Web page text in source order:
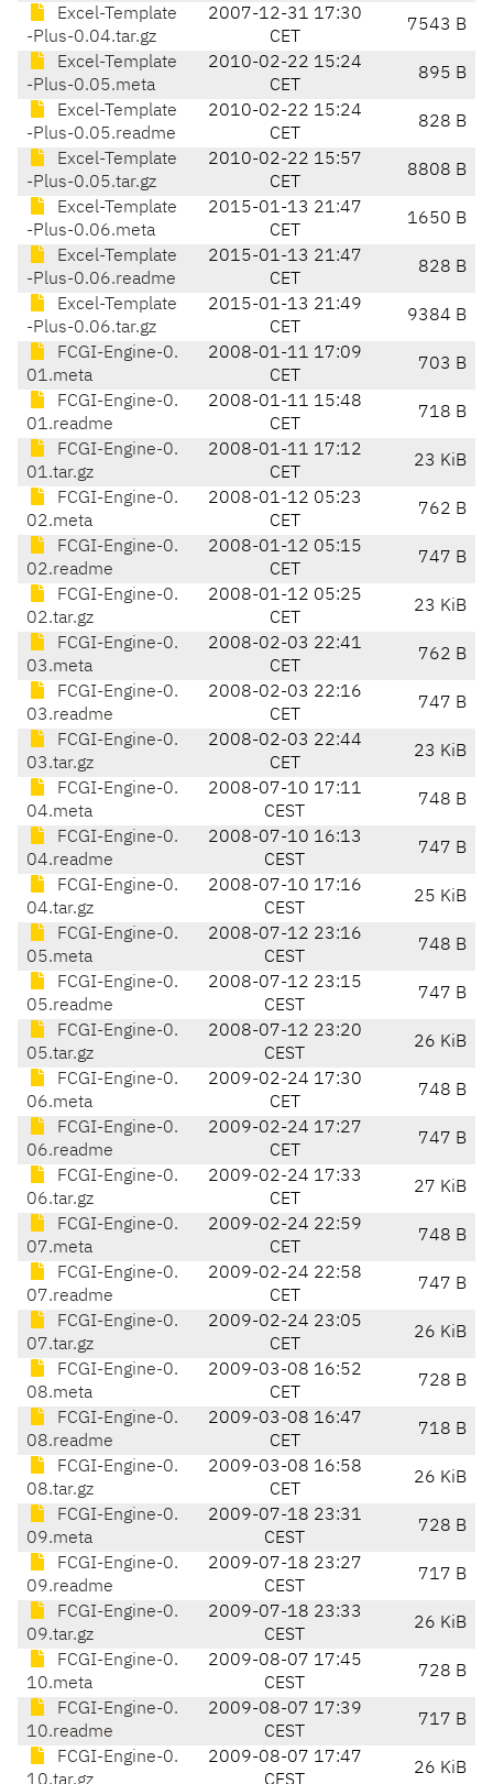
Excel-Template
-Plus-0.04.tar.gz
2007-12-31 17:30
CET
7543 B
Excel-Template
-Plus-0.05.meta
2010-02-22 15:24
CET
895 B
Excel-Template
-Plus-0.05.readme
2010-02-22 15:24
CET
828 B
Excel-Template
-Plus-0.05.tar.gz
2010-02-22 15:57
CET
8808 B
Excel-Template
-Plus-0.06.meta
2015-01-13 21:47
CET
1650 B
Excel-Template
-Plus-0.06.readme
2015-01-13 21:47
CET
828 B
Excel-Template
-Plus-0.06.tar.gz
2015-01-13 21:49
CET
9384 B
FCGI-Engine-0.
01.meta
2008-01-11 17:09
CET
703 B
FCGI-Engine-0.
01.readme
2008-01-11 15:48
CET
718 B
FCGI-Engine-0.
01.tar.gz
2008-01-11 17:12
CET
23 KiB
FCGI-Engine-0.
02.meta
2008-01-12 05:23
CET
762 B
FCGI-Engine-0.
02.readme
2008-01-12 05:15
CET
747 B
FCGI-Engine-0.
02.tar.gz
2008-01-12 05:25
CET
23 KiB
FCGI-Engine-0.
03.meta
2008-02-03 22:41
CET
762 B
FCGI-Engine-0.
03.readme
2008-02-03 22:16
CET
747 B
FCGI-Engine-0.
03.tar.gz
2008-02-03 22:44
CET
23 KiB
FCGI-Engine-0.
04.meta
2008-07-10 17:11
CEST
748 B
FCGI-Engine-0.
04.readme
2008-07-10 16:13
CEST
747 B
FCGI-Engine-0.
04.tar.gz
2008-07-10 17:16
CEST
25 KiB
FCGI-Engine-0.
05.meta
2008-07-12 23:16
CEST
748 B
FCGI-Engine-0.
05.readme
2008-07-12 23:15
CEST
747 B
FCGI-Engine-0.
05.tar.gz
2008-07-12 23:20
CEST
26 KiB
FCGI-Engine-0.
06.meta
2009-02-24 17:30
CET
748 B
FCGI-Engine-0.
06.readme
2009-02-24 17:27
CET
747 B
FCGI-Engine-0.
06.tar.gz
2009-02-24 17:33
CET
27 KiB
FCGI-Engine-0.
07.meta
2009-02-24 22:59
CET
748 B
FCGI-Engine-0.
07.readme
2009-02-24 22:58
CET
747 B
FCGI-Engine-0.
07.tar.gz
2009-02-24 23:05
CET
26 KiB
FCGI-Engine-0.
08.meta
2009-03-08 16:52
CET
728 B
FCGI-Engine-0.
08.readme
2009-03-08 16:47
CET
718 B
FCGI-Engine-0.
08.tar.gz
2009-03-08 16:58
CET
26 KiB
FCGI-Engine-0.
09.meta
2009-07-18 23:31
CEST
728 B
FCGI-Engine-0.
09.readme
2009-07-18 23:27
CEST
717 B
FCGI-Engine-0.
09.tar.gz
2009-07-18 23:33
CEST
26 KiB
FCGI-Engine-0.
10.meta
2009-08-07 17:45
CEST
728 B
FCGI-Engine-0.
10.readme
2009-08-07 17:39
CEST
717 B
FCGI-Engine-0.
2009-08-07 17:47
26 KiB